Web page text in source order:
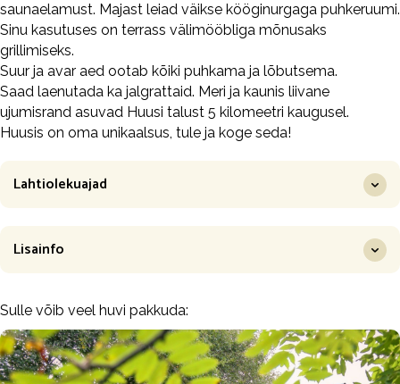
saunaelamust. Majast leiad väikse kööginurgaga puhkeruumi.
Sinu kasutuses on terrass välimööbliga mõnusaks
grillimiseks.
Suur ja avar aed ootab kõiki puhkama ja lõbutsema.
Saad laenutada ka jalgrattaid. Meri ja kaunis liivane
ujumisrand asuvad Huusi talust 5 kilomeetri kaugusel.
Huusis on oma unikaalsus, tule ja koge seda!
Lahtiolekuajad
Lisainfo
Sulle võib veel huvi pakkuda: